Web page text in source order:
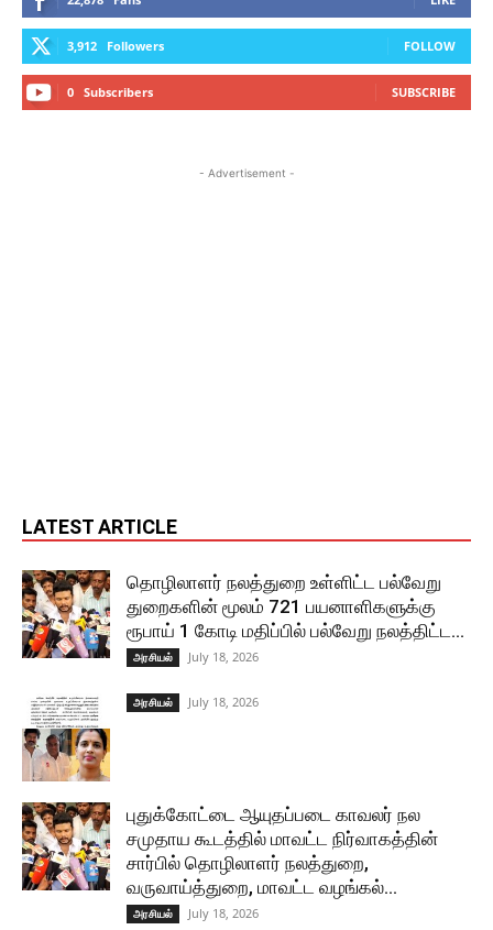
3,912 Followers FOLLOW
0 Subscribers SUBSCRIBE
- Advertisement -
LATEST ARTICLE
தொழிலாளர் நலத்துறை உள்ளிட்ட பல்வேறு
துறைகளின் மூலம் 721 பயனாளிகளுக்கு
ரூபாய் 1 கோடி மதிப்பில் பல்வேறு நலத்திட்ட...
அரசியல் July 18, 2026
அரசியல் July 18, 2026
புதுக்கோட்டை ஆயுதப்படை காவலர் நல
சமுதாய கூடத்தில் மாவட்ட நிர்வாகத்தின்
சார்பில் தொழிலாளர் நலத்துறை,
வருவாய்த்துறை, மாவட்ட வழங்கல்...
அரசியல் July 18, 2026